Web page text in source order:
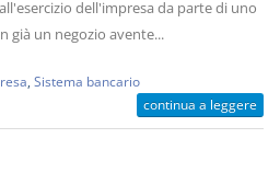
dell'impresa da parte di uno
già un negozio avente...
Sistema bancario
continua a leggere